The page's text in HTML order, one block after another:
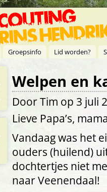
Groepsinfo Lid worden?
Welpen en
DoorTim op 3 juli
Lieve Papa’s,
Vandaag was het
ouders (huilend)
dochtertjes niet
naar Veenendaal!